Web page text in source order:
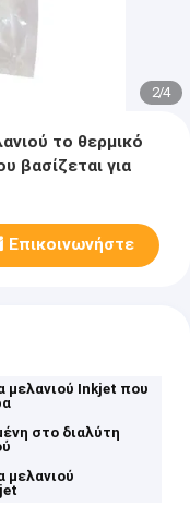
2/4
το θερμικό
βασίζεται για
Επικοινωνήστε
μελανιού Inkjet που
στο διαλύτη
μελανιού